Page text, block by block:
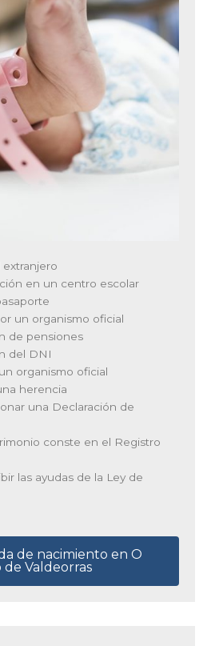
extranjero
en un centro escolar
un organismo oficial
de pensiones
del DNI
organismo oficial
herencia
una Declaración de
conste en el Registro
las ayudas de la Ley de
de nacimiento en O
de Valdeorras